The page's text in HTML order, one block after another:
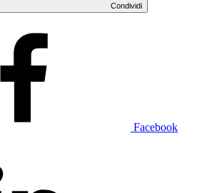
Condividi
Facebook